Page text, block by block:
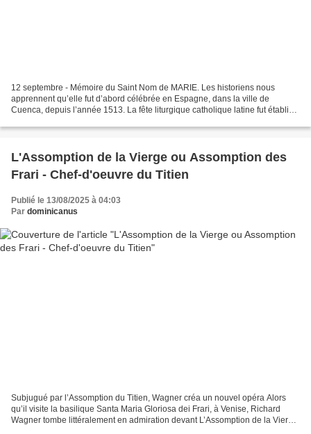
12 septembre - Mémoire du Saint Nom de MARIE. Les historiens nous
apprennent qu’elle fut d’abord célébrée en Espagne, dans la ville de
Cuenca, depuis l’année 1513. La fête liturgique catholique latine fut établie
L'Assomption de la Vierge ou Assomption des
Frari - Chef-d'oeuvre du Titien
Publié le 13/08/2025 à 04:03
Par dominicanus
Subjugué par l’Assomption du Titien, Wagner créa un nouvel opéra Alors
qu’il visite la basilique Santa Maria Gloriosa dei Frari, à Venise, Richard
Wagner tombe littéralement en admiration devant L’Assomption de la Vierge,